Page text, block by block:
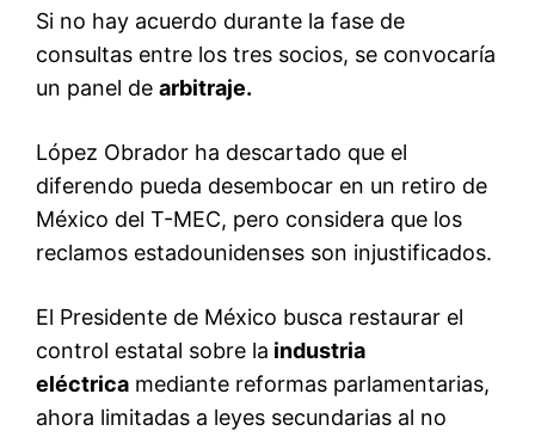
Si no hay acuerdo durante la fase de
consultas entre los tres socios, se convocaría
un panel de arbitraje.
López Obrador ha descartado que el
diferendo pueda desembocar en un retiro de
México del T-MEC, pero considera que los
reclamos estadounidenses son injustificados.
El Presidente de México busca restaurar el
control estatal sobre la industria
eléctrica mediante reformas parlamentarias,
ahora limitadas a leyes secundarias al no